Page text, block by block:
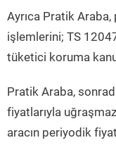
Ayrıca Pratik Araba,
işlemlerini; TS
tüketici koruma
Pratik Araba,
fiyatlarıyla
aracın periyodik